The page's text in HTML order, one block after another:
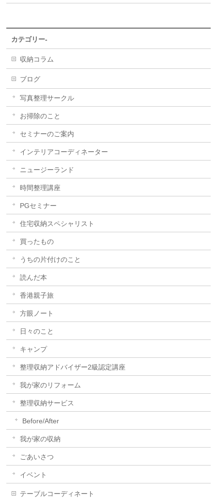
カテゴリー-
収納コラム
ブログ
写真整理サークル
お掃除のこと
セミナーのご案内
インテリアコーディネーター
ニュージーランド
時間整理講座
PGセミナー
住宅収納スペシャリスト
買ったもの
うちの片付けのこと
読んだ本
香港親子旅
方眼ノート
日々のこと
キャンプ
整理収納アドバイザー2級認定講座
我が家のリフォーム
整理収納サービス
Before/After
我が家の収納
ごあいさつ
イベント
テーブルコーディネート